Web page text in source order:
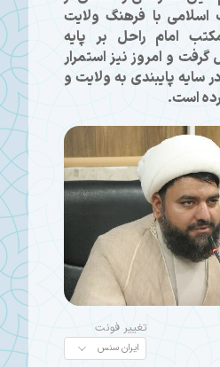
اسلامی با فرهنگ ولایت
امام راحل بر پایه
و امروز نیز استمرار
سایه پایبندی به ولایت و
است.
تغییر فونت